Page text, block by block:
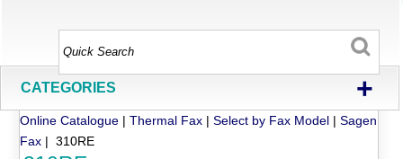
CATEGORIES +
Online Catalogue |Thermal Fax |Select by Fax Model |Sagen
Fax | 310RE